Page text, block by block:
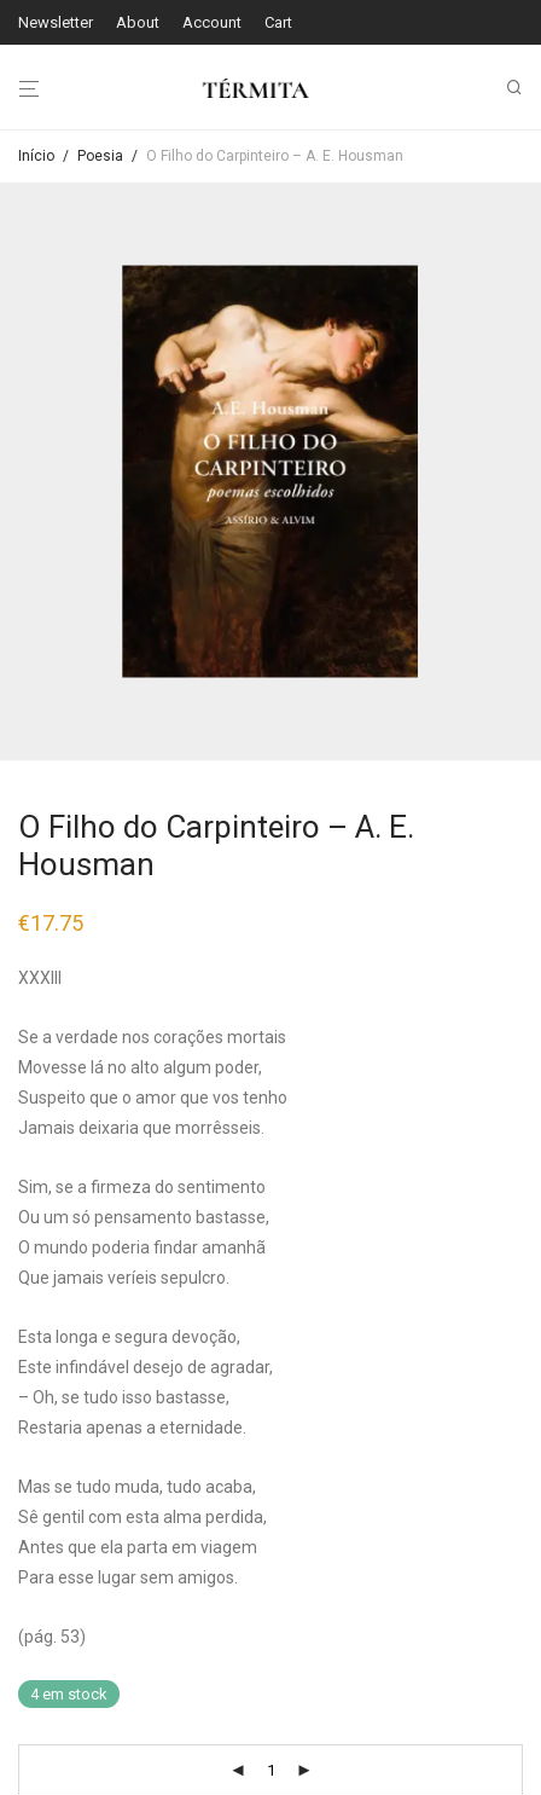
Newsletter About Account Cart
Início / Poesia / O Filho do Carpinteiro – A. E. Housman
O Filho do Carpinteiro – A. E.
Housman
€17.75
XXXIII
Se a verdade nos corações mortais
Movesse lá no alto algum poder,
Suspeito que o amor que vos tenho
Jamais deixaria que morrêsseis.
Sim, se a firmeza do sentimento
Ou um só pensamento bastasse,
O mundo poderia findar amanhã
Que jamais veríeis sepulcro.
Esta longa e segura devoção,
Este infindável desejo de agradar,
– Oh, se tudo isso bastasse,
Restaria apenas a eternidade.
Mas se tudo muda, tudo acaba,
Sê gentil com esta alma perdida,
Antes que ela parta em viagem
Para esse lugar sem amigos.
(pág. 53)
4 em stock